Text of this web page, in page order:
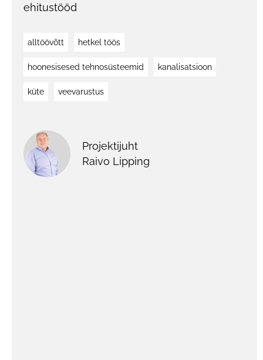
ehitustööd
alltöövõtt hetkel töös
hoonesisesed tehnosüsteemid kanalisatsioon
küte veevarustus
Projektijuht
Raivo Lipping